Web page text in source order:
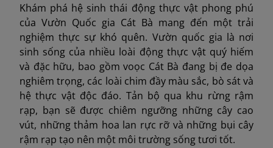
Khám phá hệ sinh thái động thực vật phong phú
của Vườn Quốc gia Cát Bà mang đến một trải
nghiệm thực sự khó quên. Vườn quốc gia là nơi
sinh sống của nhiều loài động thực vật quý hiếm
và đặc hữu, bao gồm voọc Cát Bà đang bị đe dọa
nghiêm trọng, các loài chim đầy màu sắc, bò sát và
hệ thực vật độc đáo. Tản bộ qua khu rừng rậm
rạp, bạn sẽ được chiêm ngưỡng những cây cao
vút, những thảm hoa lan rực rỡ và những bụi cây
rậm rạp tạo nên một môi trường sống tươi tốt.